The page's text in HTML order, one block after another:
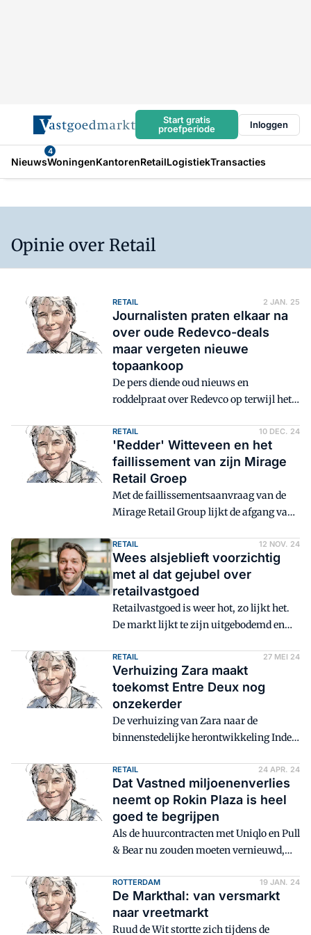
Start gratis
proefperiode
Inloggen
Nieuws
4
WoningenKantorenRetailLogistiekTransacties
Opinie over Retail
RETAIL 2 JAN. 25
Journalisten praten elkaar na
over oude Redevco-deals
maar vergeten nieuwe
topaankoop
De pers diende oud nieuws en
roddelpraat over Redevco op terwijl het
Ruud de Wit.
RETAIL 10 DEC. 24
'Redder' Witteveen en het
faillissement van zijn Mirage
Retail Groep
Met de faillissementsaanvraag van de
Mirage Retail Group lijkt de afgang van
blijft een vraag of hij er persoonlijk zelf
slecht vanaf komt, blogt Ruud de Wit.
RETAIL 12 NOV. 24
Wees alsjeblieft voorzichtig
met al dat gejubel over
retailvastgoed
Retailvastgoed is weer hot, zo lijkt het.
De markt lijkt te zijn uitgebodemd en
er goede redenen om terughoudend te
zijn, schrijft Vastgoedmarkts
hoofdredacteur Servaas van der Laan
RETAIL 27 MEI 24
Verhuizing Zara maakt
toekomst Entre Deux nog
onzekerder
De verhuizing van Zara naar de
binnenstedelijke herontwikkeling Inde
enorme tegenslag voor de eigenaar van
winkelcentrum Entre Deux, blogt Ruud
de Wit.
RETAIL 24 APR. 24
Dat Vastned miljoenenverlies
neemt op Rokin Plaza is heel
goed te begrijpen
Als de huurcontracten met Uniqlo en Pull
& Bear nu zouden moeten vernieuwd,
afwaardering van Rokin Plaza hebben
geleid, blogt Ruud de Wit.
ROTTERDAM 19 JAN. 24
De Markthal: van versmarkt
naar vreetmarkt
Ruud de Wit stortte zich tijdens de